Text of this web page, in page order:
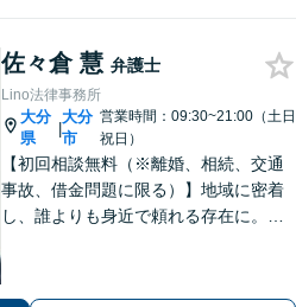
佐々倉 慧 弁護士
Lino法律事務所
大分
県
|
大分
市
営業時間：09:30~21:00（土日
祝日）
【初回相談無料（※離婚、相続、交通
事故、借金問題に限る）】地域に密着
し、誰よりも身近で頼れる存在に。